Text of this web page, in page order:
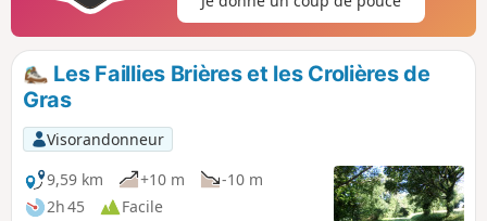
niveau d'eau le permet.Circuit coupé
Les Faillies Brières et les Crolières de
Gras
Visorandonneur
9,59 km
+10 m
-10 m
2h 45
Facile